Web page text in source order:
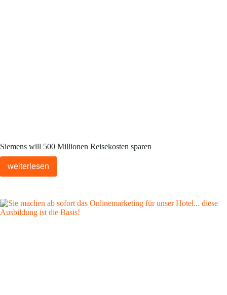
Siemens will 500 Millionen Reisekosten sparen
weiterlesen